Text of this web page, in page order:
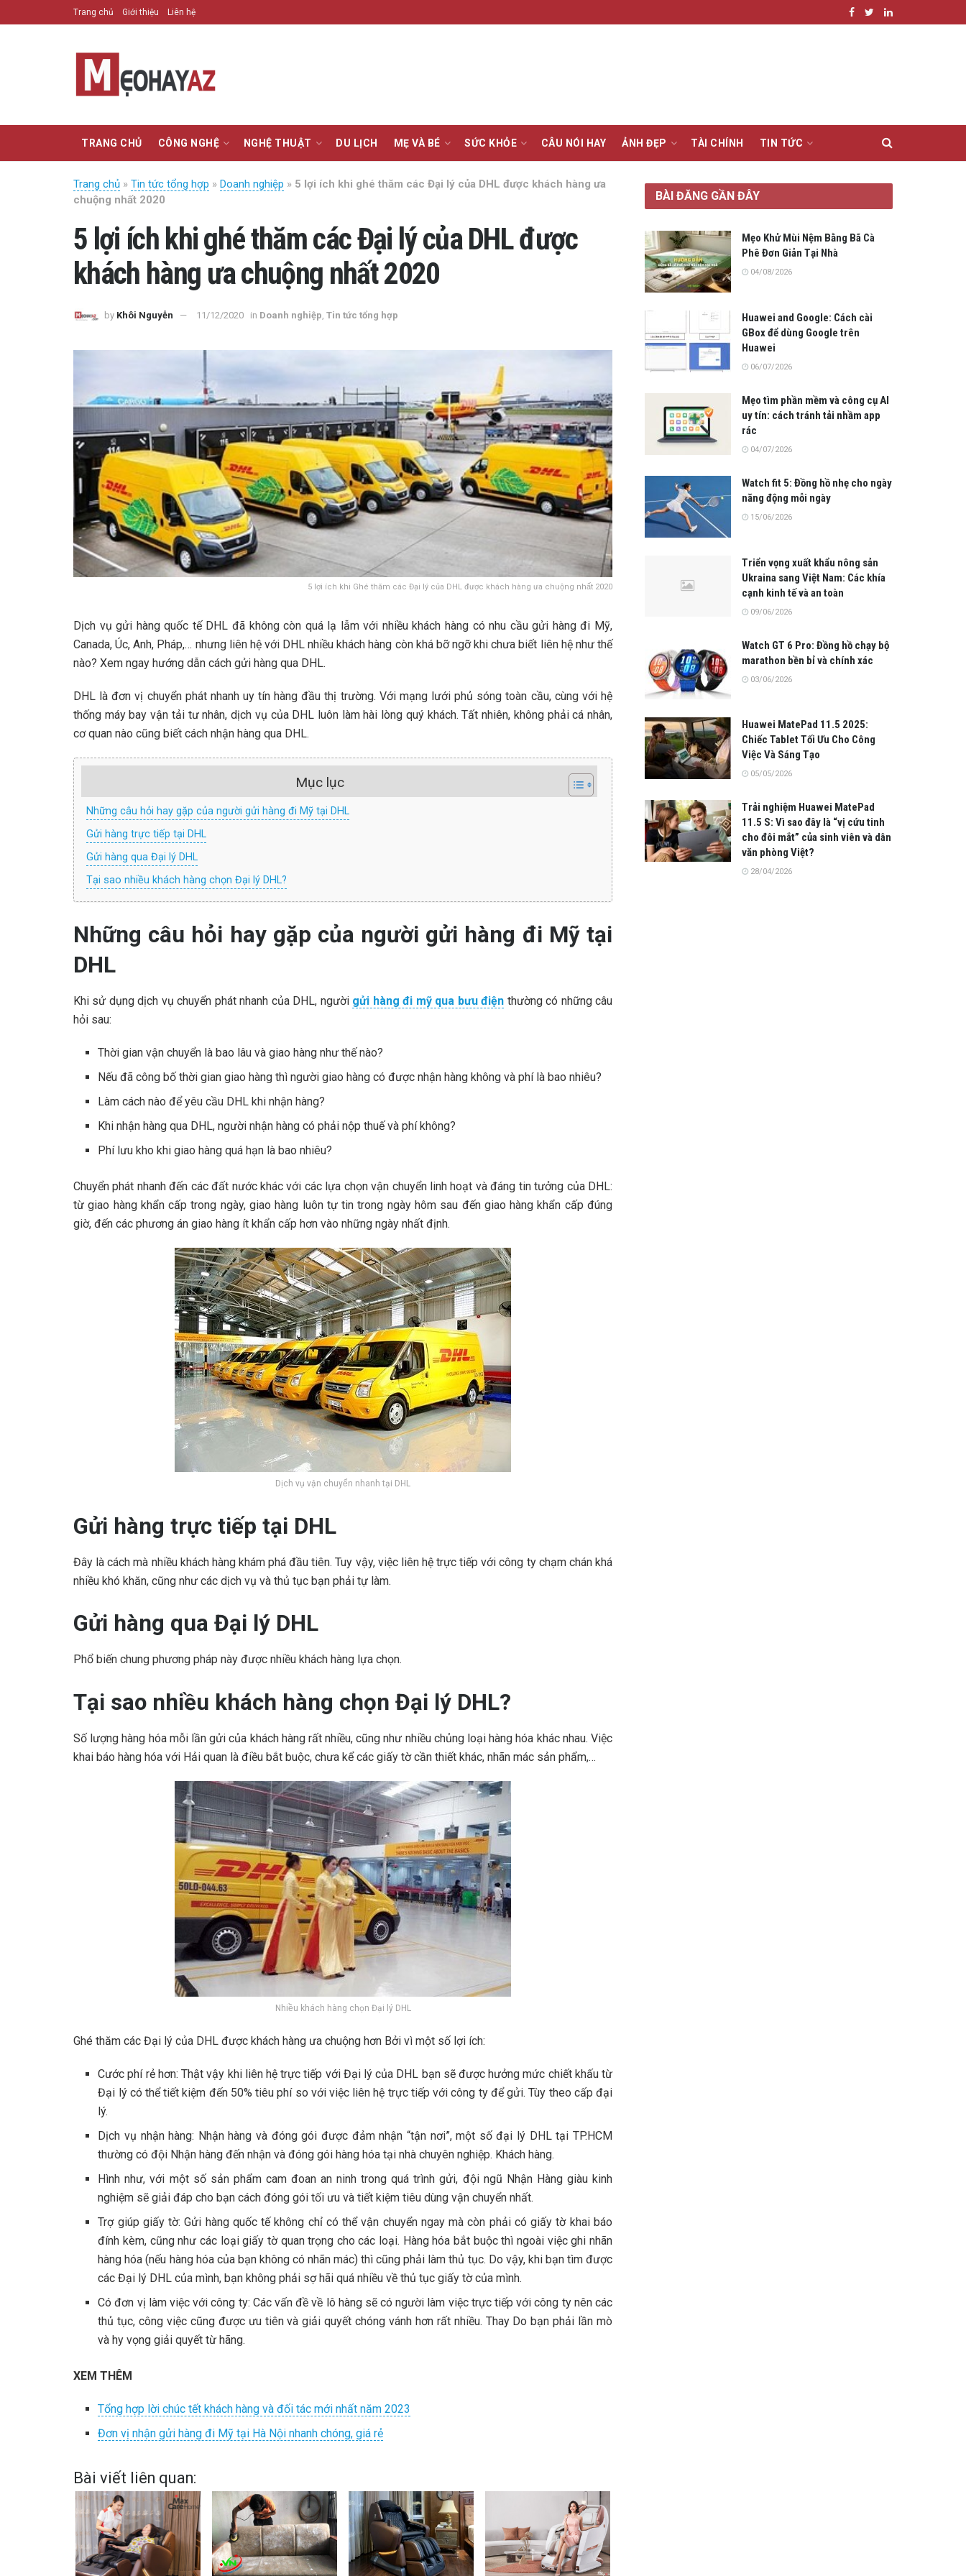
Trang chủ Giới thiệu Liên hệ
TRANG CHỦ CÔNG NGHỆ NGHỆ THUẬT DU LỊCH MẸ VÀ BÉ SỨC KHỎE CÂU NÓI HAY ẢNH ĐẸP TÀI CHÍNH TIN TỨC
Trang chủ » Tin tức tổng hợp » Doanh nghiệp » 5 lợi ích khi ghé thăm các Đại lý của DHL được khách hàng ưa
chuộng nhất 2020
5 lợi ích khi ghé thăm các Đại lý của DHL được
khách hàng ưa chuộng nhất 2020
by Khôi Nguyễn 11/12/2020 in Doanh nghiệp Tin tức tổng hợp
5 lợi ích khi Ghé thăm các Đại lý của DHL được khách hàng ưa chuộng nhất 2020
Dịch vụ gửi hàng quốc tế DHL đã không còn quá lạ lẫm với nhiều khách hàng có nhu cầu gửi hàng đi Mỹ,
Canada, Úc, Anh, Pháp,… nhưng liên hệ với DHL nhiều khách hàng còn khá bỡ ngỡ khi chưa biết liên hệ như thế
nào? Xem ngay hướng dẫn cách gửi hàng qua DHL.
DHL là đơn vị chuyển phát nhanh uy tín hàng đầu thị trường. Với mạng lưới phủ sóng toàn cầu, cùng với hệ
thống máy bay vận tải tư nhân, dịch vụ của DHL luôn làm hài lòng quý khách. Tất nhiên, không phải cá nhân,
cơ quan nào cũng biết cách nhận hàng qua DHL.
Mục lục
Những câu hỏi hay gặp của người gửi hàng đi Mỹ tại DHL
Gửi hàng trực tiếp tại DHL
Gửi hàng qua Đại lý DHL
Tại sao nhiều khách hàng chọn Đại lý DHL?
Những câu hỏi hay gặp của người gửi hàng đi Mỹ tại
DHL
Khi sử dụng dịch vụ chuyển phát nhanh của DHL, người gửi hàng đi mỹ qua bưu điện thường có những câu
hỏi sau:
Thời gian vận chuyển là bao lâu và giao hàng như thế nào?
Nếu đã công bố thời gian giao hàng thì người giao hàng có được nhận hàng không và phí là bao nhiêu?
Làm cách nào để yêu cầu DHL khi nhận hàng?
Khi nhận hàng qua DHL, người nhận hàng có phải nộp thuế và phí không?
Phí lưu kho khi giao hàng quá hạn là bao nhiêu?
Chuyển phát nhanh đến các đất nước khác với các lựa chọn vận chuyển linh hoạt và đáng tin tưởng của DHL:
từ giao hàng khẩn cấp trong ngày, giao hàng luôn tự tin trong ngày hôm sau đến giao hàng khẩn cấp đúng
giờ, đến các phương án giao hàng ít khẩn cấp hơn vào những ngày nhất định.
Dịch vụ vận chuyển nhanh tại DHL
Gửi hàng trực tiếp tại DHL
Đây là cách mà nhiều khách hàng khám phá đầu tiên. Tuy vậy, việc liên hệ trực tiếp với công ty chạm chán khá
nhiều khó khăn, cũng như các dịch vụ và thủ tục bạn phải tự làm.
Gửi hàng qua Đại lý DHL
Phổ biến chung phương pháp này được nhiều khách hàng lựa chọn.
Tại sao nhiều khách hàng chọn Đại lý DHL?
Số lượng hàng hóa mỗi lần gửi của khách hàng rất nhiều, cũng như nhiều chủng loại hàng hóa khác nhau. Việc
khai báo hàng hóa với Hải quan là điều bắt buộc, chưa kể các giấy tờ cần thiết khác, nhãn mác sản phẩm,…
Nhiều khách hàng chọn Đại lý DHL
Ghé thăm các Đại lý của DHL được khách hàng ưa chuộng hơn Bởi vì một số lợi ích:
Cước phí rẻ hơn: Thật vậy khi liên hệ trực tiếp với Đại lý của DHL bạn sẽ được hưởng mức chiết khấu từ
Đại lý có thể tiết kiệm đến 50% tiêu phí so với việc liên hệ trực tiếp với công ty để gửi. Tùy theo cấp đại
lý.
Dịch vụ nhận hàng: Nhận hàng và đóng gói được đảm nhận “tận nơi”, một số đại lý DHL tại TP.HCM
thường có đội Nhận hàng đến nhận và đóng gói hàng hóa tại nhà chuyên nghiệp. Khách hàng.
Hình như, với một số sản phẩm cam đoan an ninh trong quá trình gửi, đội ngũ Nhận Hàng giàu kinh
nghiệm sẽ giải đáp cho bạn cách đóng gói tối ưu và tiết kiệm tiêu dùng vận chuyển nhất.
Trợ giúp giấy tờ: Gửi hàng quốc tế không chỉ có thể vận chuyển ngay mà còn phải có giấy tờ khai báo
đính kèm, cũng như các loại giấy tờ quan trọng cho các loại. Hàng hóa bắt buộc thì ngoài việc ghi nhãn
hàng hóa (nếu hàng hóa của bạn không có nhãn mác) thì cũng phải làm thủ tục. Do vậy, khi bạn tìm được
các Đại lý DHL của mình, bạn không phải sợ hãi quá nhiều về thủ tục giấy tờ của mình.
Có đơn vị làm việc với công ty: Các vấn đề về lô hàng sẽ có người làm việc trực tiếp với công ty nên các
thủ tục, công việc cũng được ưu tiên và giải quyết chóng vánh hơn rất nhiều. Thay Do bạn phải lần mò
và hy vọng giải quyết từ hãng.
XEM THÊM
Tổng hợp lời chúc tết khách hàng và đối tác mới nhất năm 2023
Đơn vị nhận gửi hàng đi Mỹ tại Hà Nội nhanh chóng, giá rẻ
Bài viết liên quan:
BÀI ĐĂNG GẦN ĐÂY
Mẹo Khử Mùi Nệm Bằng Bã Cà
Phê Đơn Giản Tại Nhà
04/08/2026
Huawei and Google: Cách cài
GBox để dùng Google trên
Huawei
06/07/2026
Mẹo tìm phần mềm và công cụ AI
uy tín: cách tránh tải nhầm app
rác
04/07/2026
Watch fit 5: Đồng hồ nhẹ cho ngày
năng động mỗi ngày
15/06/2026
Triển vọng xuất khẩu nông sản
Ukraina sang Việt Nam: Các khía
cạnh kinh tế và an toàn
09/06/2026
Watch GT 6 Pro: Đồng hồ chạy bộ
marathon bền bỉ và chính xác
03/06/2026
Huawei MatePad 11.5 2025:
Chiếc Tablet Tối Ưu Cho Công
Việc Và Sáng Tạo
05/05/2026
Trải nghiệm Huawei MatePad
11.5 S: Vì sao đây là “vị cứu tinh
cho đôi mắt” của sinh viên và dân
văn phòng Việt?
28/04/2026